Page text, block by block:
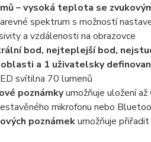
– vysoká teplota se
spektrum s možností
a vzdálenosti na obrazovce
bod, nejteplejší bod,
a 1 uživatelsky
svítilna 70 lumenů
poznámkyumožňuje uložení až
mikrofonu nebo
poznámekumožňuje